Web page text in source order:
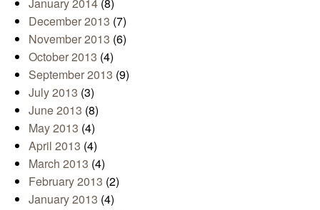
December 2013 (7)
November 2013 (6)
October 2013 (4)
September 2013 (9)
July 2013 (3)
June 2013 (8)
May 2013 (4)
April 2013 (4)
March 2013 (4)
February 2013 (2)
January 2013 (4)